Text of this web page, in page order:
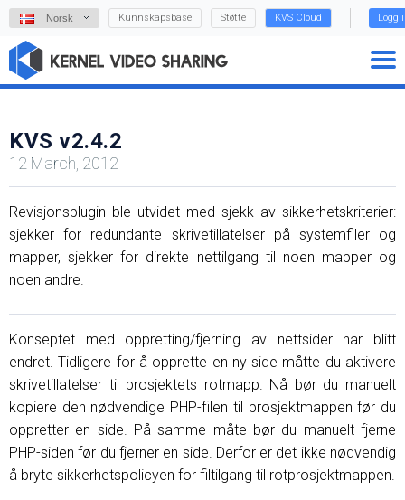
Norsk Kunnskapsbase Støtte KVS Cloud Logg
KVS v2.4.2
12 March, 2012
Revisjonsplugin ble utvidet med sjekk av sikkerhetskriterier:
sjekker for redundante skrivetillatelser på systemfiler og
mapper, sjekker for direkte nettilgang til noen mapper og
noen andre.
Konseptet med oppretting/fjerning av nettsider har blitt
endret. Tidligere for å opprette en ny side måtte du aktivere
skrivetillatelser til prosjektets rotmapp. Nå bør du manuelt
kopiere den nødvendige PHP-filen til prosjektmappen før du
oppretter en side. På samme måte bør du manuelt fjerne
PHP-siden før du fjerner en side. Derfor er det ikke nødvendig
å bryte sikkerhetspolicyen for filtilgang til rotprosjektmappen.